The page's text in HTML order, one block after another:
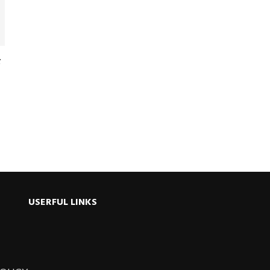
USERFUL LINKS